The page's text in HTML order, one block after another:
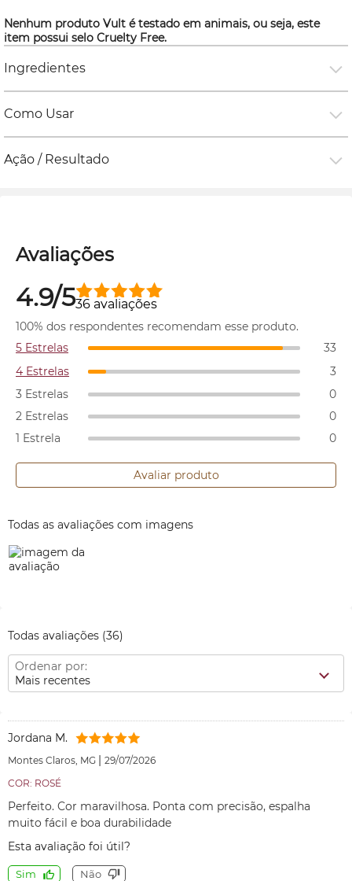
Nenhum produto Vult é testado em animais, ou seja, este
item possui selo Cruelty Free.
Ingredientes
Como Usar
Ação / Resultado
Avaliações
4.9/536 avaliações
100% dos respondentes recomendam esse produto.
5 Estrelas
33
4 Estrelas
3
3 Estrelas
0
2 Estrelas
0
1 Estrela
0
Avaliar produto
Todas as avaliações com imagens
Todas avaliações (36)
Ordenar por:
Mais recentes
Jordana M.
Montes Claros, MG | 29/07/2026
COR: ROSÉ
Perfeito. Cor maravilhosa. Ponta com precisão, espalha
muito fácil e boa durabilidade
Esta avaliação foi útil?
Sim Não